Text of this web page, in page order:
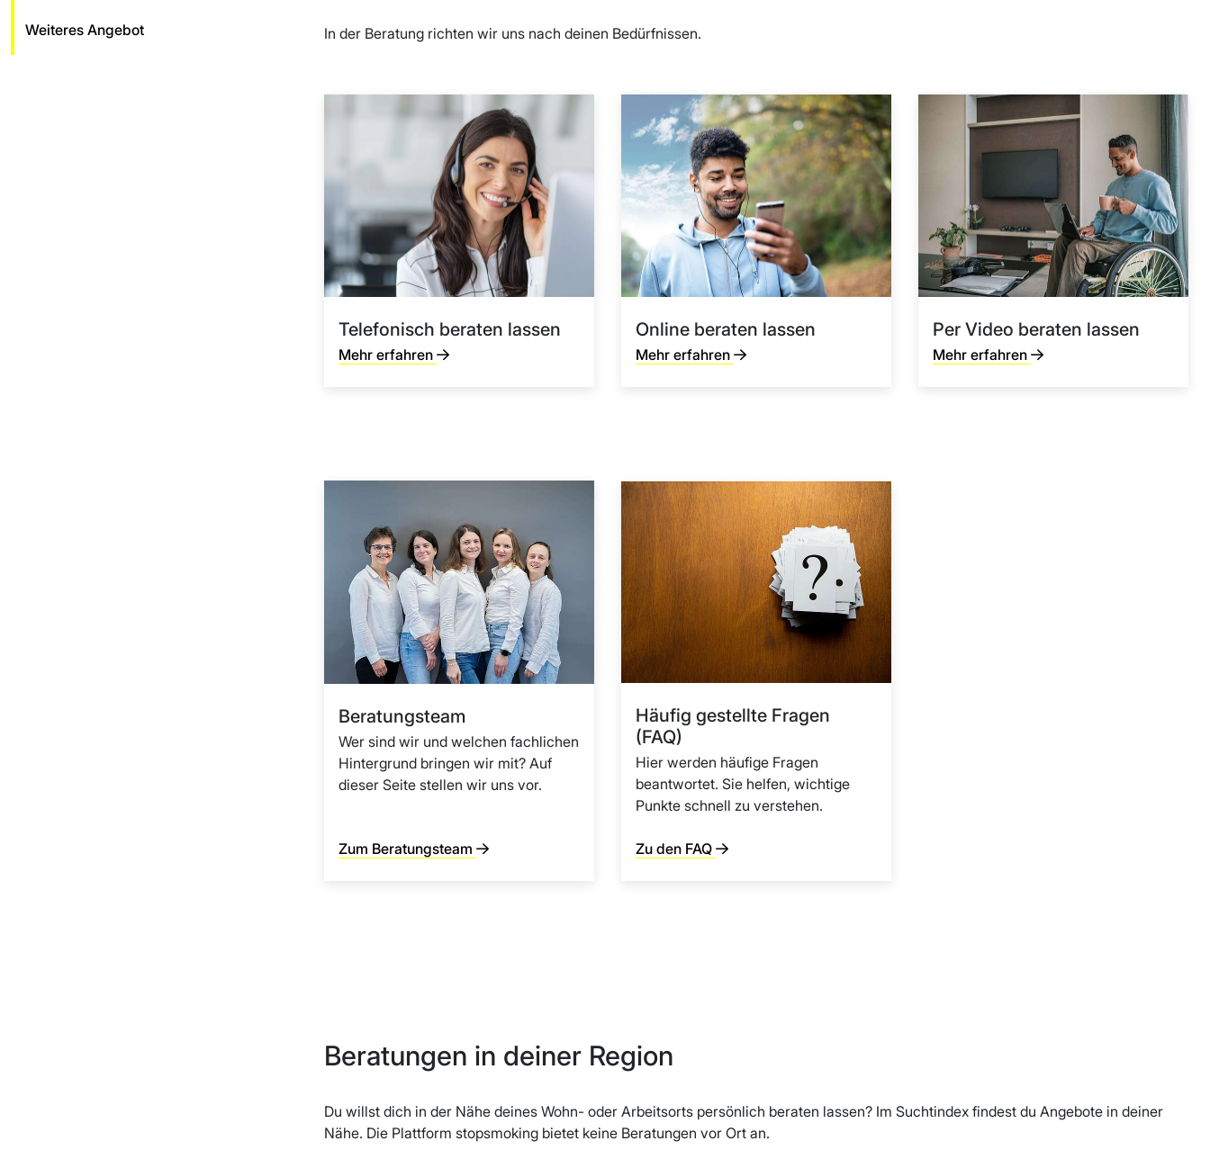
Weiteres Angebot In der Beratung richten wir uns nach deinen Bedürfnissen.
Telefonisch beraten lassen
Mehr erfahren
Online beraten lassen
Mehr erfahren
Per Video beraten lassen
Mehr erfahren
Beratungsteam
Wer sind wir und welchen fachlichen
Hintergrund bringen wir mit? Auf
dieser Seite stellen wir uns vor.
Zum Beratungsteam
Häufig gestellte Fragen
(FAQ)
Hier werden häufige Fragen
beantwortet. Sie helfen, wichtige
Punkte schnell zu verstehen.
Zu den FAQ
Beratungen in deiner Region
Du willst dich in der Nähe deines Wohn- oder Arbeitsorts persönlich beraten lassen? Im Suchtindex findest du Angebote in deiner
Nähe. Die Plattform stopsmoking bietet keine Beratungen vor Ort an.